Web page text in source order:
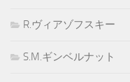
R.ヴィアゾフスキー
S.M.ギンベルナット